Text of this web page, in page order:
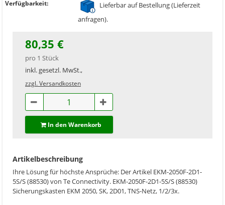
Verfügbarkeit:
Lieferbar auf Bestellung (Lieferzeit
anfragen).
80,35 €
pro 1 Stück
inkl. gesetzl. MwSt.,
zzgl. Versandkosten
In den Warenkorb
Artikelbeschreibung
Ihre Lösung für höchste Ansprüche: Der Artikel EKM-2050F-2D1-
5S/S (88530) von Te Connectivity. EKM-2050F-2D1-5S/S (88530)
Sicherungskasten EKM 2050, SK, 2D01, TNS-Netz, 1/2/3x.